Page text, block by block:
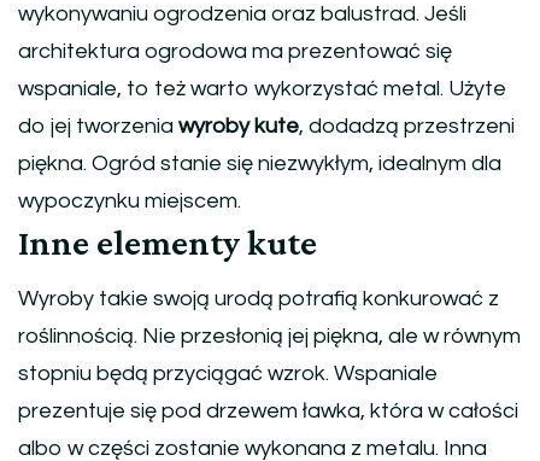
wykonywaniu ogrodzenia oraz balustrad. Jeśli
architektura ogrodowa ma prezentować się
wspaniale, to też warto wykorzystać metal. Użyte
do jej tworzenia wyroby kute, dodadzą przestrzeni
piękna. Ogród stanie się niezwykłym, idealnym dla
wypoczynku miejscem.
Inne elementy kute
Wyroby takie swoją urodą potrafią konkurować z
roślinnością. Nie przesłonią jej piękna, ale w równym
stopniu będą przyciągać wzrok. Wspaniale
prezentuje się pod drzewem ławka, która w całości
albo w części zostanie wykonana z metalu. Inna